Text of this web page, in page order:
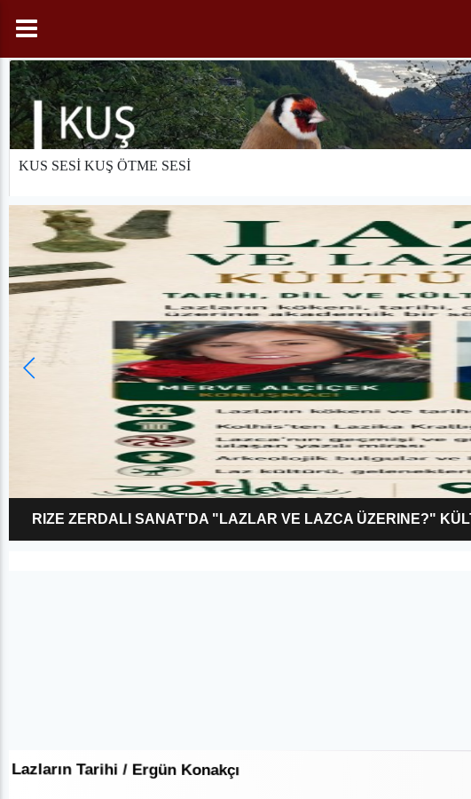
KUS SESİ KUŞ ÖTME SESİ
RIZE ZERDALI SANAT'DA "LAZLAR VE LAZCA ÜZERINE?"
Lazların Tarihi / Ergün Konakçı